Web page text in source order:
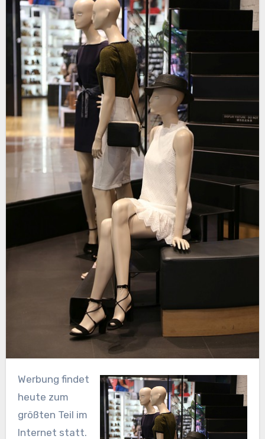
Werbung findet
heute zum
größten Teil im
Internet statt.